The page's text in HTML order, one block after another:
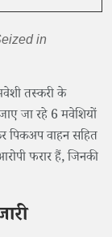
in
तस्करी के
जा रहे 6 मवेशियों
पिकअप वाहन सहित
फरार हैं, जिनकी